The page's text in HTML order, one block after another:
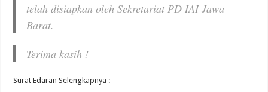
telah disiapkan oleh Sekretariat PD IAI Jawa
Barat.
Terima kasih !
Surat Edaran Selengkapnya :